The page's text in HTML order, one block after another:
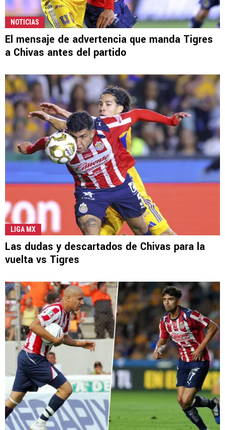
NOTICIAS
El mensaje de advertencia que manda Tigres
a Chivas antes del partido
LIGA MX
Las dudas y descartados de Chivas para la
vuelta vs Tigres